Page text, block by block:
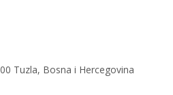
T
Tuzla, Bosna i Hercegovina